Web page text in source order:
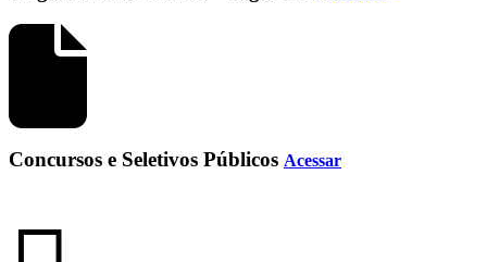
Concursos e Seletivos Públicos Acessar